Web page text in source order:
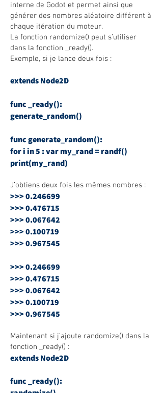
interne de Godot et permet ainsi que
générer des nombres aléatoire différent à
chaque itération du moteur.
La fonction randomize() peut s’utiliser
dans la fonction _ready().
Exemple, si je lance deux fois :
extends Node2D
func _ready():
generate_random()
func generate_random():
for i in 5 : var my_rand = randf()
print(my_rand)
J’obtiens deux fois les mêmes nombres :
>>>0.246699
>>>0.476715
>>>0.067642
>>>0.100719
>>>0.967545
>>>0.246699
>>>0.476715
>>>0.067642
>>>0.100719
>>>0.967545
Maintenant si j’ajoute randomize() dans la
fonction _ready() :
extends Node2D
func _ready():